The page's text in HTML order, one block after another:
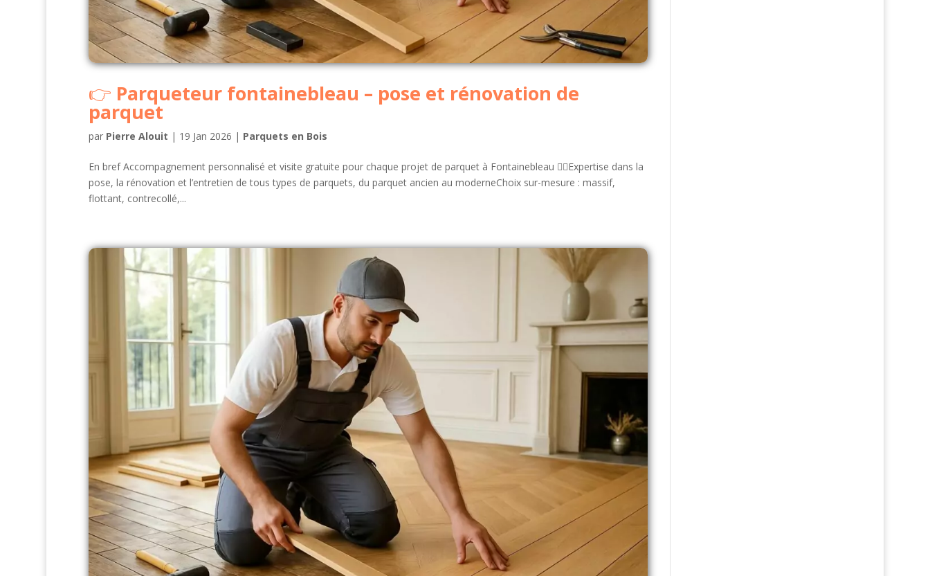
Parqueteur fontainebleau – pose et rénovation de
parquet
par Pierre Alouit | 19 Jan 2026 | Parquets en Bois
En bref Accompagnement personnalisé et visite gratuite pour chaque projet de parquet à Fontainebleau 👷‍♂️Expertise dans la
pose, la rénovation et l’entretien de tous types de parquets, du parquet ancien au moderneChoix sur-mesure : massif,
flottant, contrecollé,...